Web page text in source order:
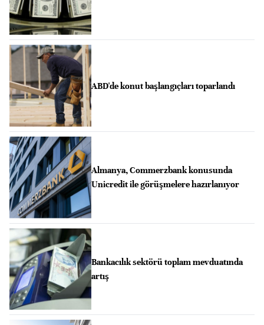
ABD'de konut başlangıçları toparlandı
Almanya, Commerzbank konusunda
Unicredit ile görüşmelere hazırlanıyor
Bankacılık sektörü toplam mevduatında
artış